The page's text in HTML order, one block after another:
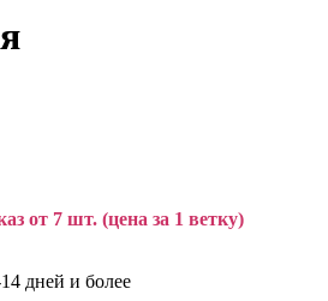
от 7 шт. (цена за 1 ветку)
дней и более